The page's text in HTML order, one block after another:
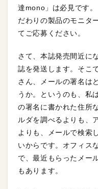
達mono」は必見です
だわりの製品のモニタ
てご応募ください。
さて、本誌発売間近に
誌を発送します。そこ
さん、メールの署名は
うか。というのも、私
の署名に書かれた住所
ルダを調べるよりも、
よりも、メールで検索
いからです。オフィス
で、最近もらったメー
もあります。